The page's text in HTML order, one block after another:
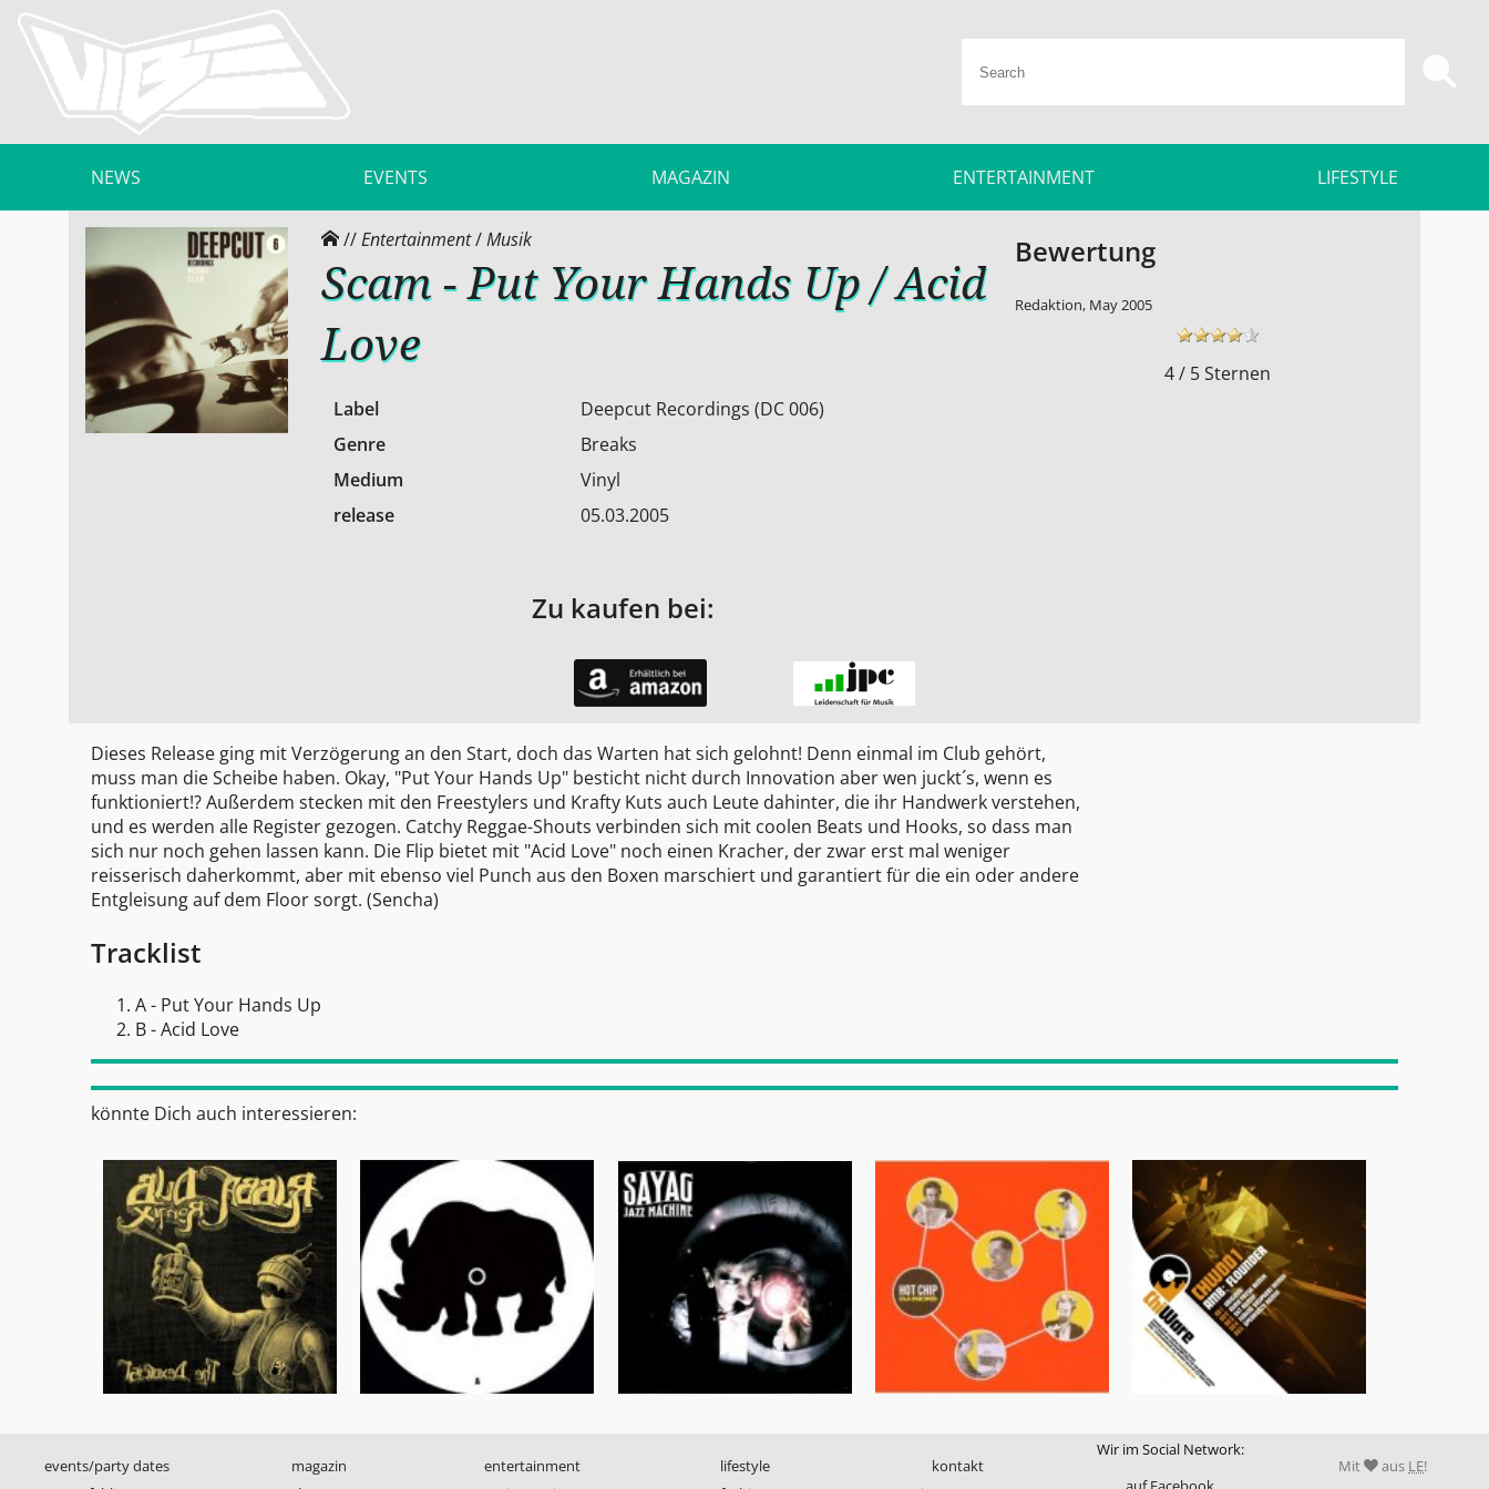
NEWS EVENTS MAGAZIN ENTERTAINMENT LIFESTYLE
//Entertainment/Musik
Scam - Put Your Hands Up / Acid
Love
Label
Deepcut Recordings (DC 006)
Genre
Breaks
Medium
Vinyl
release
05.03.2005
Bewertung
Redaktion, May 2005
4 / 5 Sternen
Zu kaufen bei:
Dieses Release ging mit Verzögerung an den Start, doch das Warten hat sich gelohnt! Denn einmal im Club gehört,
muss man die Scheibe haben. Okay, "Put Your Hands Up" besticht nicht durch Innovation aber wen juckt´s, wenn es
funktioniert!? Außerdem stecken mit den Freestylers und Krafty Kuts auch Leute dahinter, die ihr Handwerk verstehen,
und es werden alle Register gezogen. Catchy Reggae-Shouts verbinden sich mit coolen Beats und Hooks, so dass man
sich nur noch gehen lassen kann. Die Flip bietet mit "Acid Love" noch einen Kracher, der zwar erst mal weniger
reisserisch daherkommt, aber mit ebenso viel Punch aus den Boxen marschiert und garantiert für die ein oder andere
Entgleisung auf dem Floor sorgt. (Sencha)
Tracklist
A - Put Your Hands Up
B - Acid Love
könnte Dich auch interessieren:
events/party dates
magazin
entertainment
lifestyle
kontakt
Wir im Social Network:
Mit aus LE!